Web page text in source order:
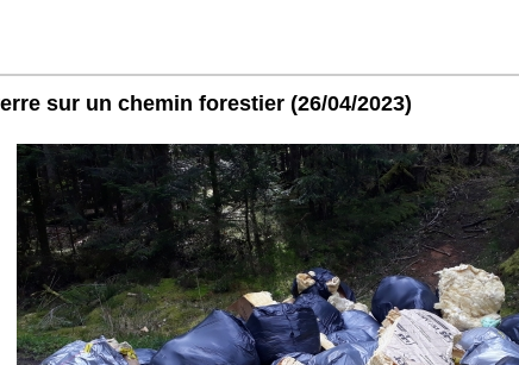
sur un chemin forestier (26/04/2023)